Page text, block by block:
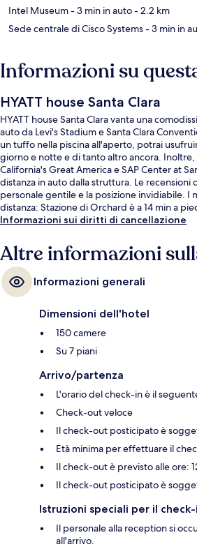
Intel Museum- 3 min in auto- 2.2 km
Sede centrale di Cisco Systems- 3 min in
Informazioni su
HYATT house Santa Clara
HYATT house Santa Clara vanta una
auto da Levi's Stadium e Santa Clara
un tuffo nella piscina all'aperto, potrai
giorno e notte e di tanto altro ancora.
California's Great America e SAP Center at
distanza in auto dalla struttura. Le recensioni
personale gentile e la posizione invidiabile. I
distanza: Stazione di Orchard è a 14 min a
Informazioni sui diritti di cancellazione
Altre informazioni
Informazioni generali
Dimensioni dell'hotel
150 camere
Su 7 piani
Arrivo/partenza
L'orario del check-in è il
Check-out veloce
Il check-out posticipato è
Età minima per effettuare il
Il check-out è previsto alle ore:
Il check-out posticipato è
Istruzioni speciali per il
Il personale alla reception si
all'arrivo.